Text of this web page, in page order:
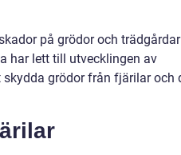
på grödor och
har lett till utvecklingen av
grödor från fjärilar och